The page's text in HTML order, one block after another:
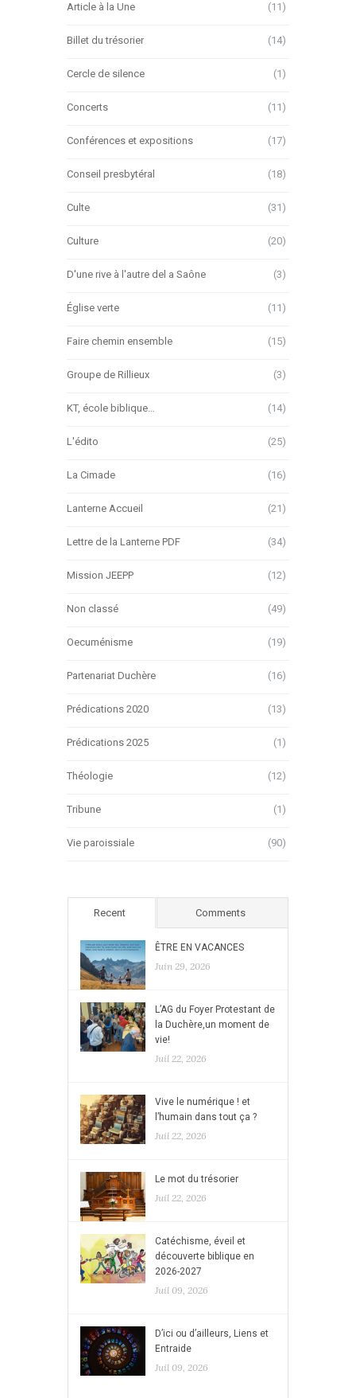
Article à la Une (11)
Billet du trésorier (14)
Cercle de silence (1)
Concerts (11)
Conférences et expositions (17)
Conseil presbytéral (18)
Culte (31)
Culture (20)
D'une rive à l'autre del a Saône (3)
Église verte (11)
Faire chemin ensemble (15)
Groupe de Rillieux (3)
KT, école biblique… (14)
L'édito (25)
La Cimade (16)
Lanterne Accueil (21)
Lettre de la Lanterne PDF (34)
Mission JEEPP (12)
Non classé (49)
Oecuménisme (19)
Partenariat Duchère (16)
Prédications 2020 (13)
Prédications 2025 (1)
Théologie (12)
Tribune (1)
Vie paroissiale (90)
Recent Comments
ÊTRE EN VACANCES
Juin 29, 2026
L’AG du Foyer Protestant de
la Duchère,un moment de
vie!
Juil 22, 2026
Vive le numérique ! et
l’humain dans tout ça ?
Juil 22, 2026
Le mot du trésorier
Juil 22, 2026
Catéchisme, éveil et
découverte biblique en
2026-2027
Juil 09, 2026
D’ici ou d’ailleurs, Liens et
Entraide
Juil 09, 2026